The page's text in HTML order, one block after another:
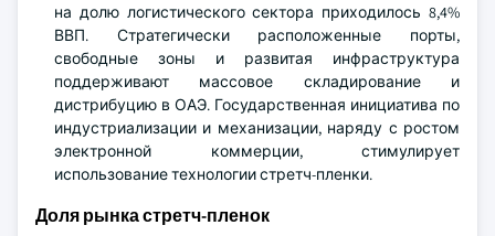
на долю логистического сектора приходилось 8,4%
ВВП. Стратегически расположенные порты,
свободные зоны и развитая инфраструктура
поддерживают массовое складирование и
дистрибуцию в ОАЭ. Государственная инициатива по
индустриализации и механизации, наряду с ростом
электронной коммерции, стимулирует
использование технологии стретч-пленки.
Доля рынка стретч-пленок